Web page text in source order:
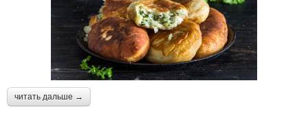
читать дальше →